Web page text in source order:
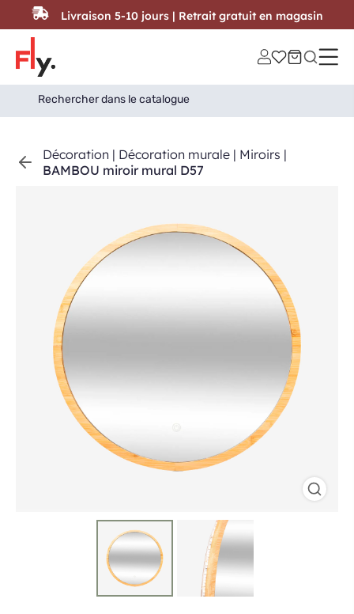
Passer au contenu
Search
for:
Search Button
Décoration | Décoration murale | Miroirs |
BAMBOU miroir mural D57
Livraison 5-10 jours | Retrait gratuit en magasin